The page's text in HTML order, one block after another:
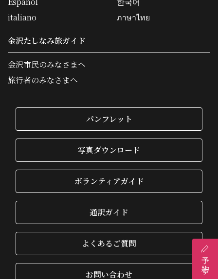
italiano
ภาษาไทย
金沢たしなみ旅ガイド
金沢市民のみなさまへ
旅行者のみなさまへ
パンフレット
写真ダウンロード
ボランティアガイド
通訳ガイド
よくあるご質問
お問い合わせ